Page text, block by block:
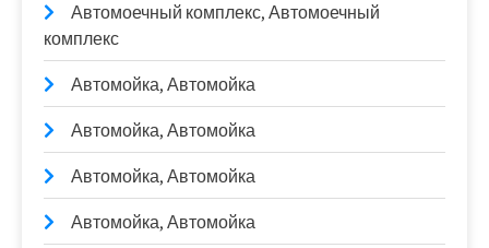
Автомоечный комплекс, Автомоечный
комплекс
Автомойка, Автомойка
Автомойка, Автомойка
Автомойка, Автомойка
Автомойка, Автомойка